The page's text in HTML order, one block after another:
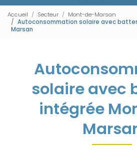
Accueil Secteur
Mont-de-Marsan
Autoconsommation solaire avec
Marsan
solaire avec
intégrée